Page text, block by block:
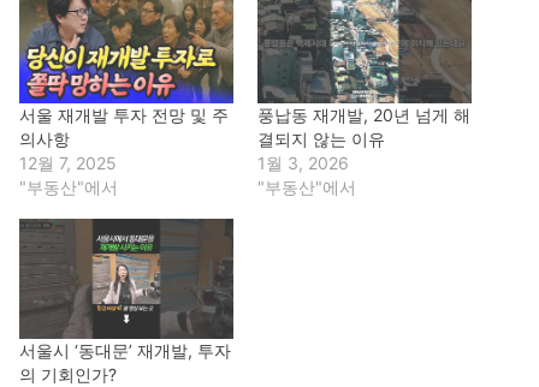
서울 재개발 투자 전망 및 주
의사항
12월 7, 2025
"부동산"에서
풍납동 재개발, 20년 넘게 해
결되지 않는 이유
1월 3, 2026
"부동산"에서
서울시 ‘동대문’ 재개발, 투자
의 기회인가?